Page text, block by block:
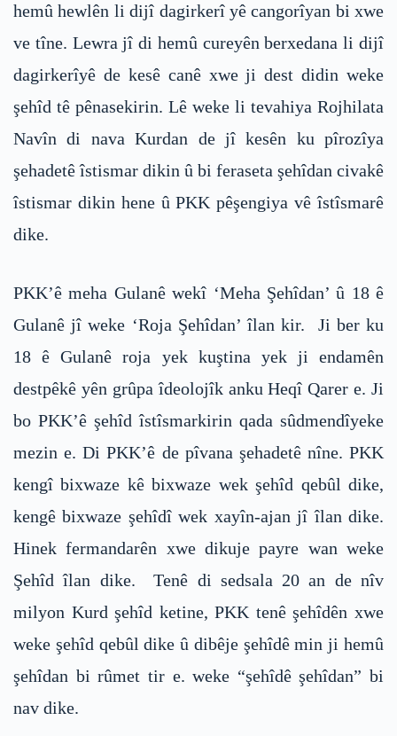
hemû hewlên li dijî dagirkerî yê cangorîyan bi xwe
ve tîne. Lewra jî di hemû cureyên berxedana li dijî
dagirkerîyê de kesê canê xwe ji dest didin weke
şehîd tê pênasekirin. Lê weke li tevahiya Rojhilata
Navîn di nava Kurdan de jî kesên ku pîrozîya
şehadetê îstismar dikin û bi feraseta şehîdan civakê
îstismar dikin hene û PKK pêşengiya vê îstîsmarê
dike.
PKK’ê meha Gulanê wekî ‘Meha Şehîdan’ û 18 ê
Gulanê jî weke ‘Roja Şehîdan’ îlan kir. Ji ber ku
18 ê Gulanê roja yek kuştina yek ji endamên
destpêkê yên grûpa îdeolojîk anku Heqî Qarer e. Ji
bo PKK’ê şehîd îstîsmarkirin qada sûdmendîyeke
mezin e. Di PKK’ê de pîvana şehadetê nîne. PKK
kengî bixwaze kê bixwaze wek şehîd qebûl dike,
kengê bixwaze şehîdî wek xayîn-ajan jî îlan dike.
Hinek fermandarên xwe dikuje payre wan weke
Şehîd îlan dike. Tenê di sedsala 20 an de nîv
milyon Kurd şehîd ketine, PKK tenê şehîdên xwe
weke şehîd qebûl dike û dibêje şehîdê min ji hemû
şehîdan bi rûmet tir e. weke “şehîdê şehîdan” bi
nav dike.